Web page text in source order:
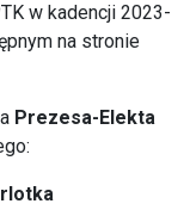
w kadencji 2023-
na stronie
Prezesa-Elekta